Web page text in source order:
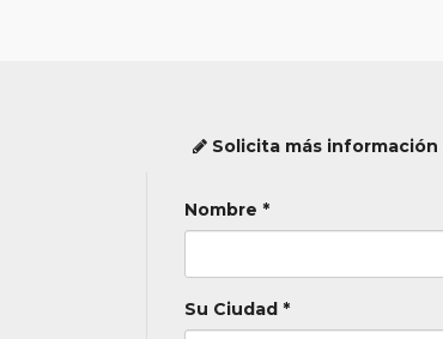
Solicita más
Nombre *
Su Ciudad *